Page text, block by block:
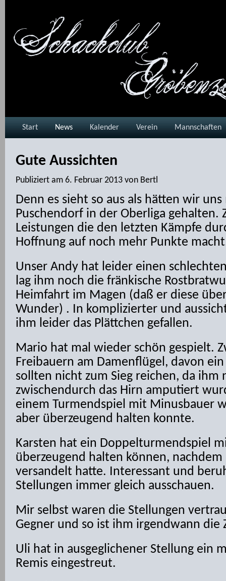
Start News Kalender Verein Mannschaften
Gute Aussichten
Publiziert am 6. Februar 2013 von Bertl
Denn es sieht so aus als hätten wir
Puschendorf in der Oberliga gehalten.
Leistungen die den letzten Kämpfe
Hoffnung auf noch mehr Punkte
Unser Andy hat leider einen
lag ihm noch die fränkische
Heimfahrt im Magen (daß er diese
Wunder) . In komplizierter und
ihm leider das Plättchen gefallen.
Mario hat mal wieder schön gespielt.
Freibauern am Damenflügel, davon
sollten nicht zum Sieg reichen, da ihm
zwischendurch das Hirn amputiert
einem Turmendspiel mit Minusbauer
aber überzeugend halten konnte.
Karsten hat ein Doppelturmendspiel
überzeugend halten können, nachdem
versandelt hatte. Interessant und
Stellungen immer gleich ausschauen.
Mir selbst waren die Stellungen
Gegner und so ist ihm irgendwann die
Uli hat in ausgeglichener Stellung ein
Remis eingestreut.